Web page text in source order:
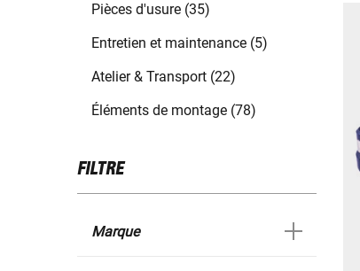
Pièces d'usure (35)
Entretien et maintenance (5)
Atelier & Transport (22)
Éléments de montage (78)
FILTRE
Marque